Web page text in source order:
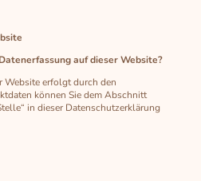
auf dieser Website?
Website erfolgt durch den
können Sie dem Abschnitt
in dieser Datenschutzerklärung